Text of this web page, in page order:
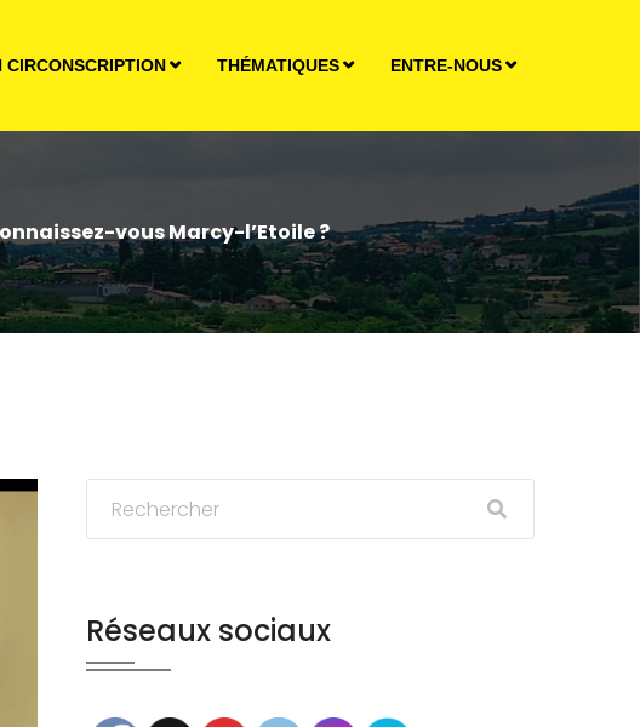
CIRCONSCRIPTION THÉMATIQUES ENTRE-NOUS
vous Marcy-l’Etoile ?
Réseaux sociaux